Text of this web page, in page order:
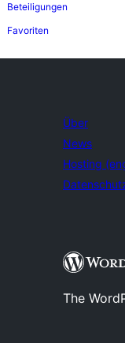
Beteiligungen
Favoriten
Über
News
Hosting
The